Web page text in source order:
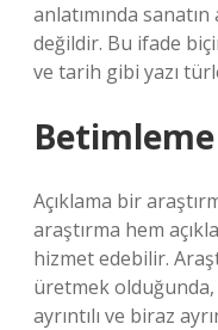
anlatımında
değildir. Bu ifade
ve tarih gibi yazı
Açıklama bir
araştırma hem
hizmet edebilir.
üretmek olduğunda,
ayrıntılı ve biraz